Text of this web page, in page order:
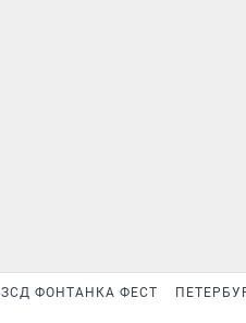
ЗСД ФОНТАНКА ФЕСТ